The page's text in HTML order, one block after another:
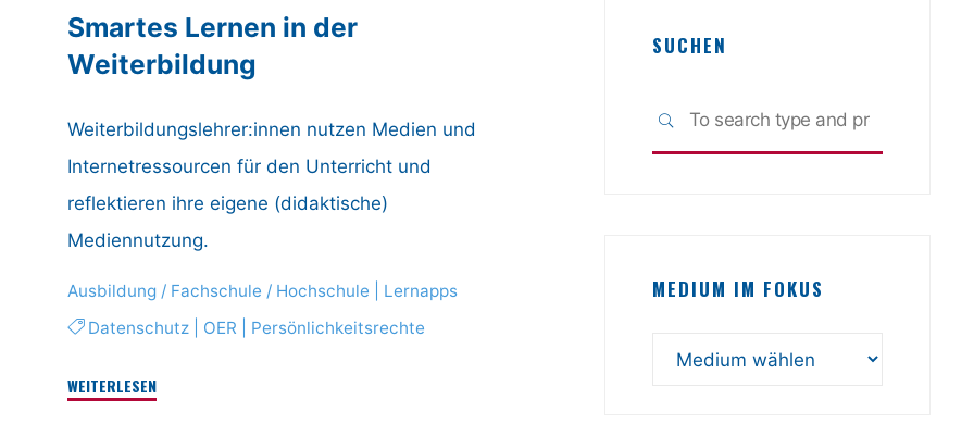
Smartes Lernen in der
Weiterbildung
Weiterbildungslehrer:innen nutzen Medien und
Internetressourcen für den Unterricht und
reflektieren ihre eigene (didaktische)
Mediennutzung.
Ausbildung / Fachschule / Hochschule
Lernapps
Datenschutz
OER Persönlichkeitsrechte
WEITERLESEN"Smartes
SUCHEN
SEARCH
MEDIUM IM FOKUS